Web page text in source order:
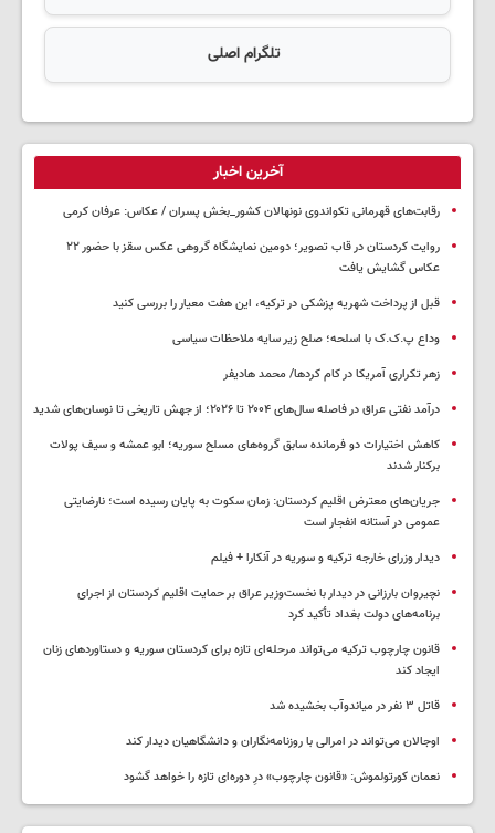
تلگرام اصلی
آخرین اخبار
رقابت‌های قهرمانی تکواندوی نونهالان کشور_بخش پسران / عکاس: عرفان کرمی
روایت کردستان در قاب تصویر؛ دومین نمایشگاه گروهی عکس سقز با حضور ۲۲
عکاس گشایش یافت
قبل از پرداخت شهریه پزشکی در ترکیه، این هفت معیار را بررسی کنید
وداع پ.ک.ک با اسلحه؛ صلح زیر سایه ملاحظات سیاسی
زهر تکراری آمریکا در کام کردها/ محمد هادیفر
درآمد نفتی عراق در فاصله سال‌های ۲۰۰۴ تا ۲۰۲۶؛ از جهش تاریخی تا نوسان‌های شدید
کاهش اختیارات دو فرمانده سابق گروه‌های مسلح سوریه؛ ابو عمشه و سیف پولات
برکنار شدند
جریان‌های معترض اقلیم کردستان: زمان سکوت به پایان رسیده است؛ نارضایتی
عمومی در آستانه انفجار است
دیدار وزرای خارجه ترکیه و سوریه در آنکارا + فیلم
نچیروان بارزانی در دیدار با نخست‌وزیر عراق بر حمایت اقلیم کردستان از اجرای
برنامه‌های دولت بغداد تأکید کرد
قانون چارچوب ترکیه می‌تواند مرحله‌ای تازه برای کردستان سوریه و دستاوردهای زنان
ایجاد کند
قاتل ٣ نفر در میاندوآب بخشیده شد
اوجالان می‌تواند در امرالی با روزنامه‌نگاران و دانشگاهیان دیدار کند
نعمان کورتولموش: «قانون چارچوب» درِ دوره‌ای تازه را خواهد گشود